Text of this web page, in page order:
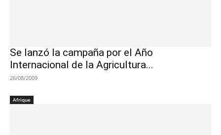
Se lanzó la campaña por el Año
Internacional de la Agricultura...
26/08/2009
Afrique